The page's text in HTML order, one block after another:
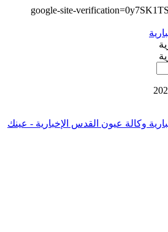
google-site-
وكالة عيون القدس الإخبارية - عينك